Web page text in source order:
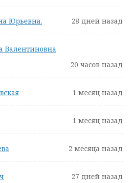
Юрьевна. 28 дней назад
Валентиновна
20 часов назад
1 месяц назад
1 месяц назад
2 месяца назад
27 дней назад